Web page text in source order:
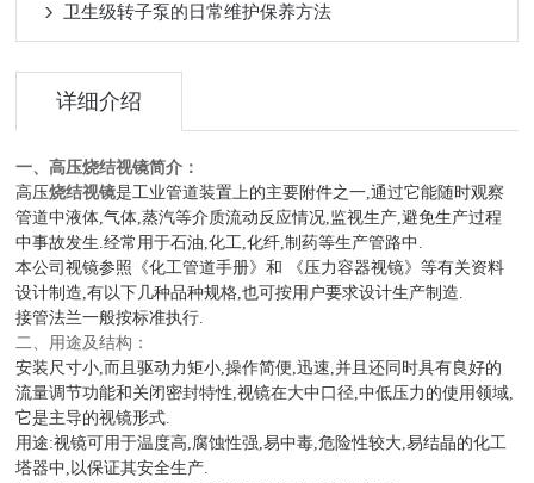
卫生级转子泵的日常维护保养方法
详细介绍
一、高压烧结视镜简介：
高压烧结视镜是工业管道装置上的主要附件之一,通过它能随时观察
管道中液体,气体,蒸汽等介质流动反应情况,监视生产,避免生产过程
中事故发生.经常用于石油,化工,化纤,制药等生产管路中.
本公司视镜参照《化工管道手册》和 《压力容器视镜》等有关资料
设计制造,有以下几种品种规格,也可按用户要求设计生产制造.
接管法兰一般按标准执行.
二、用途及结构：
安装尺寸小,而且驱动力矩小,操作简便,迅速,并且还同时具有良好的
流量调节功能和关闭密封特性,视镜在大中口径,中低压力的使用领域,
它是主导的视镜形式.
用途:视镜可用于温度高,腐蚀性强,易中毒,危险性较大,易结晶的化工
塔器中,以保证其安全生产.